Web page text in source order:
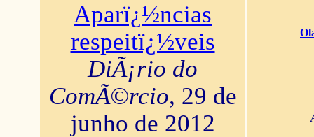
Aparï¿½ncias
respeitï¿½veis
DiÃ¡rio do
ComÃ©rcio, 29 de
junho de 2012